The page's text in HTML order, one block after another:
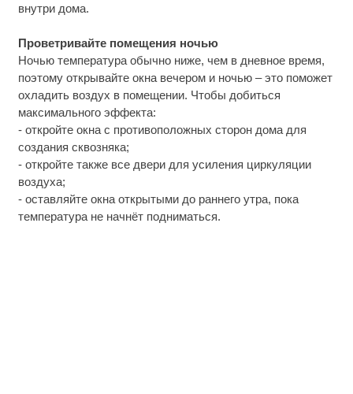
внутри дома.
Проветривайте помещения ночью
Ночью температура обычно ниже, чем в дневное время,
поэтому открывайте окна вечером и ночью – это поможет
охладить воздух в помещении. Чтобы добиться
максимального эффекта:
- откройте окна с противоположных сторон дома для
создания сквозняка;
- откройте также все двери для усиления циркуляции
воздуха;
- оставляйте окна открытыми до раннего утра, пока
температура не начнёт подниматься.